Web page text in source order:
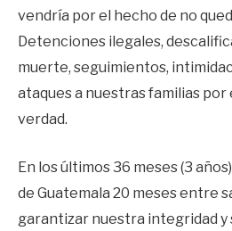
vendría por el hecho de no
Detenciones ilegales,
muerte, seguimientos,
ataques a nuestras familias por
verdad.
En los últimos 36 meses (3
de Guatemala 20 meses entre
garantizar nuestra integridad y